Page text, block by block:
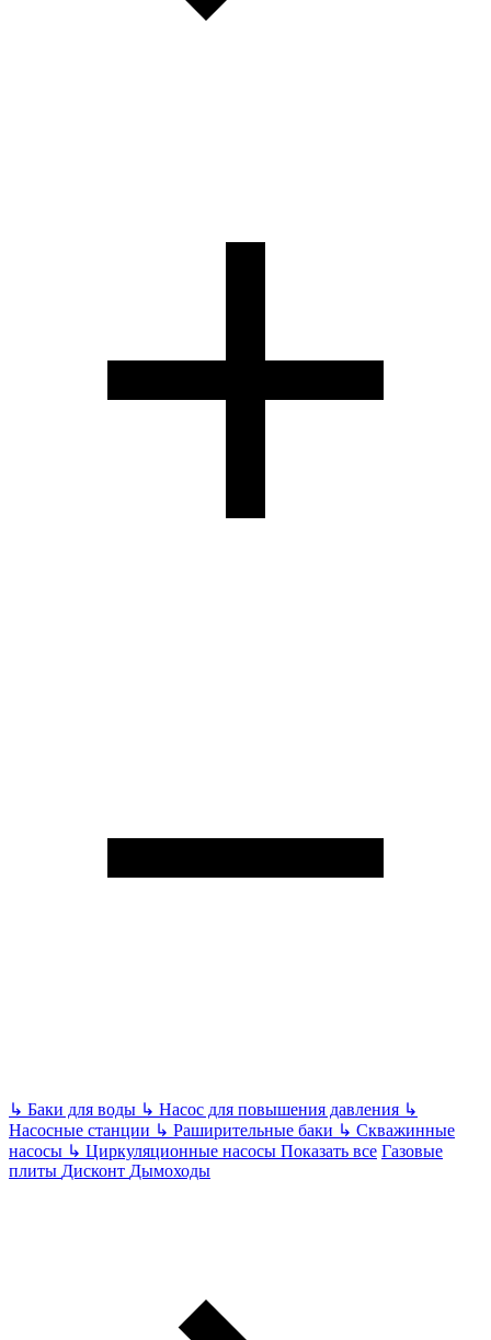
↳ Баки для воды ↳ Насос для повышения давления ↳
Насосные станции ↳ Раширительные баки ↳ Скважинные
насосы ↳ Циркуляционные насосы Показать все Газовые
плиты Дисконт Дымоходы